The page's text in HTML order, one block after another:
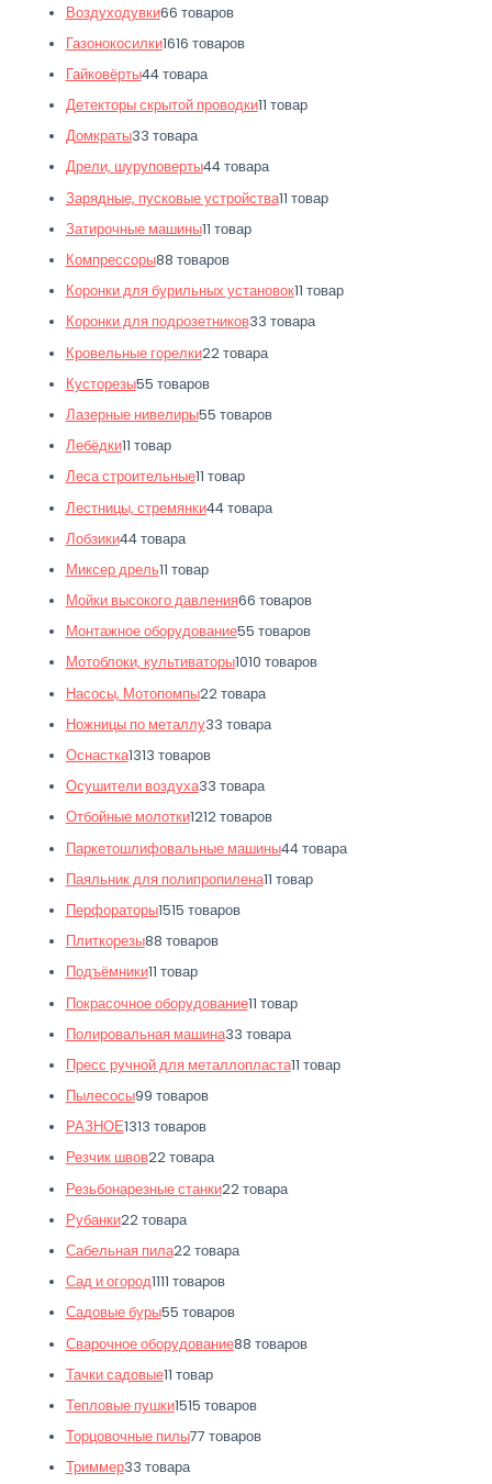
Воздуходувки66 товаров
Газонокосилки1616 товаров
Гайковёрты44 товара
Детекторы скрытой проводки11 товар
Домкраты33 товара
Дрели, шуруповерты44 товара
Зарядные, пусковые устройства11 товар
Затирочные машины11 товар
Компрессоры88 товаров
Коронки для бурильных установок11 товар
Коронки для подрозетников33 товара
Кровельные горелки22 товара
Кусторезы55 товаров
Лазерные нивелиры55 товаров
Лебёдки11 товар
Леса строительные11 товар
Лестницы, стремянки44 товара
Лобзики44 товара
Миксер дрель11 товар
Мойки высокого давления66 товаров
Монтажное оборудование55 товаров
Мотоблоки, культиваторы1010 товаров
Насосы, Мотопомпы22 товара
Ножницы по металлу33 товара
Оснастка1313 товаров
Осушители воздуха33 товара
Отбойные молотки1212 товаров
Паркетошлифовальные машины44 товара
Паяльник для полипропилена11 товар
Перфораторы1515 товаров
Плиткорезы88 товаров
Подъёмники11 товар
Покрасочное оборудование11 товар
Полировальная машина33 товара
Пресс ручной для металлопласта11 товар
Пылесосы99 товаров
РАЗНОЕ1313 товаров
Резчик швов22 товара
Резьбонарезные станки22 товара
Рубанки22 товара
Сабельная пила22 товара
Сад и огород1111 товаров
Садовые буры55 товаров
Сварочное оборудование88 товаров
Тачки садовые11 товар
Тепловые пушки1515 товаров
Торцовочные пилы77 товаров
Триммер33 товара